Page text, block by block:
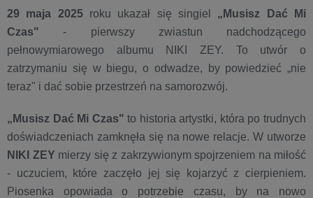
29 maja 2025 roku ukazał się singiel „Musisz Dać Mi
Czas" - pierwszy zwiastun nadchodzącego
pełnowymiarowego albumu NIKI ZEY. To utwór o
zatrzymaniu się w biegu, o odwadze, by powiedzieć „nie
teraz" i dać sobie przestrzeń na samorozwój.
„Musisz Dać Mi Czas" to historia artystki, która po trudnych
doświadczeniach zamknęła się na nowe relacje. W utworze
NIKI ZEY mierzy się z zakrzywionym spojrzeniem na miłość
- uczuciem, które zaczęło jej się kojarzyć z cierpieniem.
Piosenka opowiada o potrzebie czasu, by na nowo